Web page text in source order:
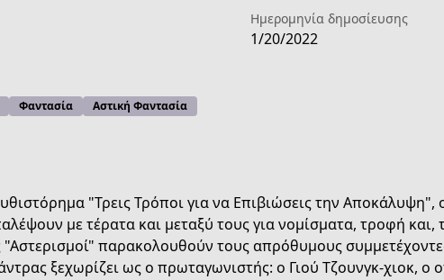
Ημερομηνία δημοσίευσης
1/20/2022
Φαντασία Αστική Φαντασία
"Τρεις Τρόποι για να Επιβιώσεις την Αποκάλυψη",
με τέρατα και μεταξύ τους για νομίσματα, τροφή και,
παρακολουθούν τους απρόθυμους
ξεχωρίζει ως ο πρωταγωνιστής: ο Γιού Τζουνγκ-χιοκ, ο